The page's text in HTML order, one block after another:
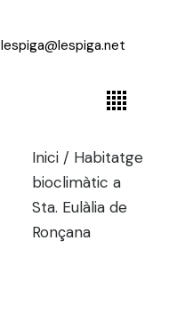
lespiga@lespiga.net
Inici / Habitatge
bioclimàtic a
Sta. Eulàlia de
Ronçana